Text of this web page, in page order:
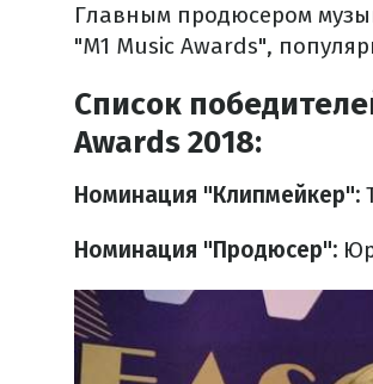
Главным продюсером
"М1 Music Awards",
Список
Awards 2018:
Номинация "Клипмейкер":
Номинация "Продюсер":